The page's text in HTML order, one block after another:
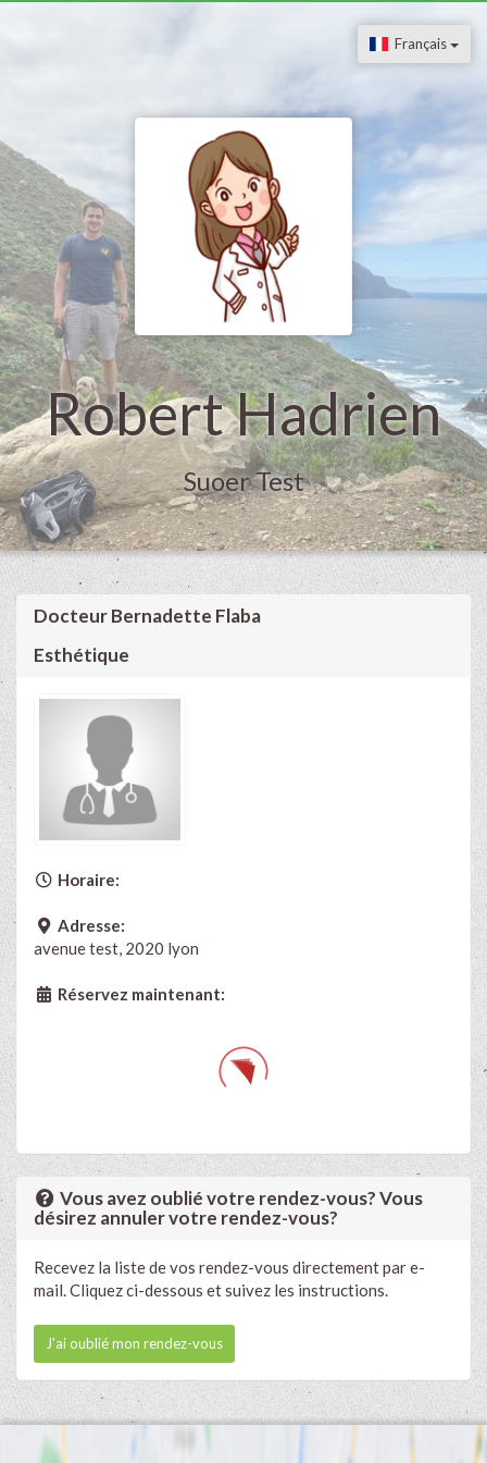
Français
Robert Hadrien
Suoer Test
Docteur Bernadette Flaba
Esthétique
Horaire:
Adresse:
avenue test, 2020 lyon
Réservez maintenant:
Vous avez oublié votre rendez-vous? Vous
désirez annuler votre rendez-vous?
Recevez la liste de vos rendez-vous directement par e-
mail. Cliquez ci-dessous et suivez les instructions.
J'ai oublié mon rendez-vous